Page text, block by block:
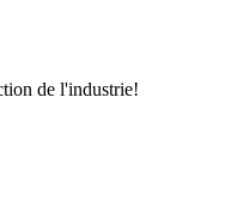
de l'industrie!